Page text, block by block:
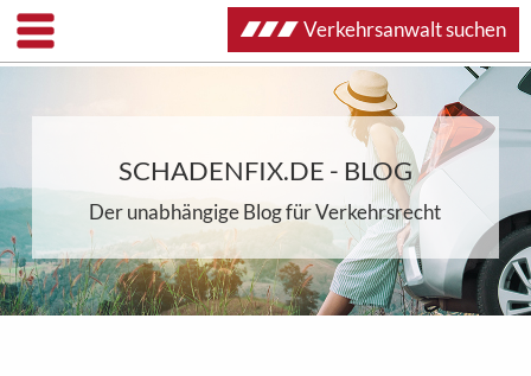
SCHADENFIX.DE - BLOG
Der unabhängige Blog für Verkehrsrecht
Verkehrsanwalt suchen